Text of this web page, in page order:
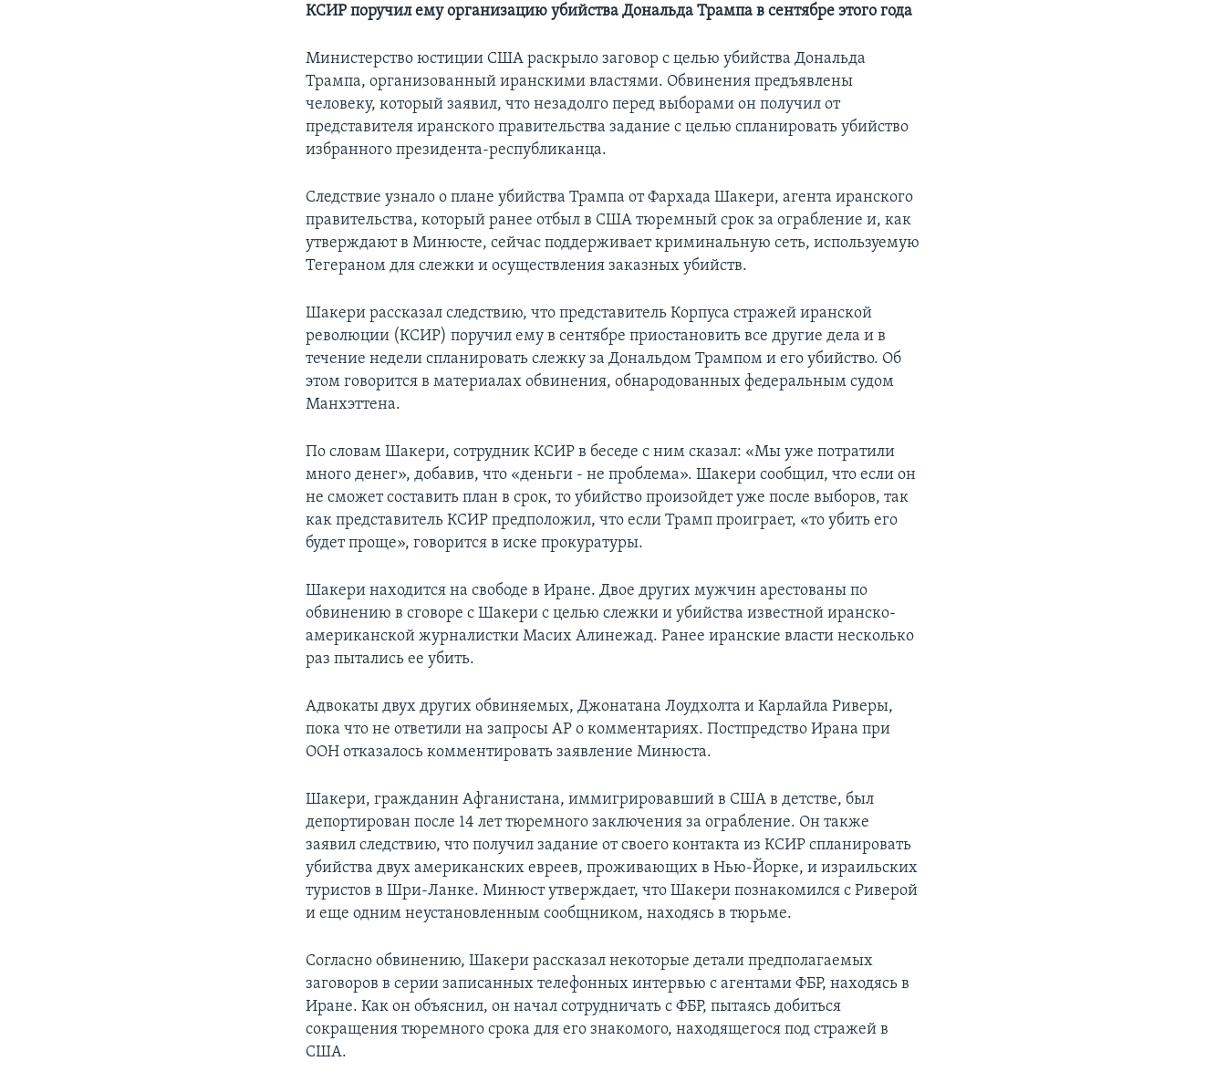
КСИР поручил ему организацию убийства Дональда Трампа в сентябре этого года
Министерство юстиции США раскрыло заговор с целью убийства Дональда
Трампа, организованный иранскими властями. Обвинения предъявлены
человеку, который заявил, что незадолго перед выборами он получил от
представителя иранского правительства задание с целью спланировать убийство
избранного президента-республиканца.
Следствие узнало о плане убийства Трампа от Фархада Шакери, агента иранского
правительства, который ранее отбыл в США тюремный срок за ограбление и, как
утверждают в Минюсте, сейчас поддерживает криминальную сеть, используемую
Тегераном для слежки и осуществления заказных убийств.
Шакери рассказал следствию, что представитель Корпуса стражей иранской
революции (КСИР) поручил ему в сентябре приостановить все другие дела и в
течение недели спланировать слежку за Дональдом Трампом и его убийство. Об
этом говорится в материалах обвинения, обнародованных федеральным судом
Манхэттена.
По словам Шакери, сотрудник КСИР в беседе с ним сказал: «Мы уже потратили
много денег», добавив, что «деньги - не проблема». Шакери сообщил, что если он
не сможет составить план в срок, то убийство произойдет уже после выборов, так
как представитель КСИР предположил, что если Трамп проиграет, «то убить его
будет проще», говорится в иске прокуратуры.
Шакери находится на свободе в Иране. Двое других мужчин арестованы по
обвинению в сговоре с Шакери с целью слежки и убийства известной иранско-
американской журналистки Масих Алинежад. Ранее иранские власти несколько
раз пытались ее убить.
Адвокаты двух других обвиняемых, Джонатана Лоудхолта и Карлайла Риверы,
пока что не ответили на запросы АP о комментариях. Постпредство Ирана при
ООН отказалось комментировать заявление Минюста.
Шакери, гражданин Афганистана, иммигрировавший в США в детстве, был
депортирован после 14 лет тюремного заключения за ограбление. Он также
заявил следствию, что получил задание от своего контакта из КСИР спланировать
убийства двух американских евреев, проживающих в Нью-Йорке, и израильских
туристов в Шри-Ланке. Минюст утверждает, что Шакери познакомился с Риверой
и еще одним неустановленным сообщником, находясь в тюрьме.
Согласно обвинению, Шакери рассказал некоторые детали предполагаемых
заговоров в серии записанных телефонных интервью с агентами ФБР, находясь в
Иране. Как он объяснил, он начал сотрудничать с ФБР, пытаясь добиться
сокращения тюремного срока для его знакомого, находящегося под стражей в
США.